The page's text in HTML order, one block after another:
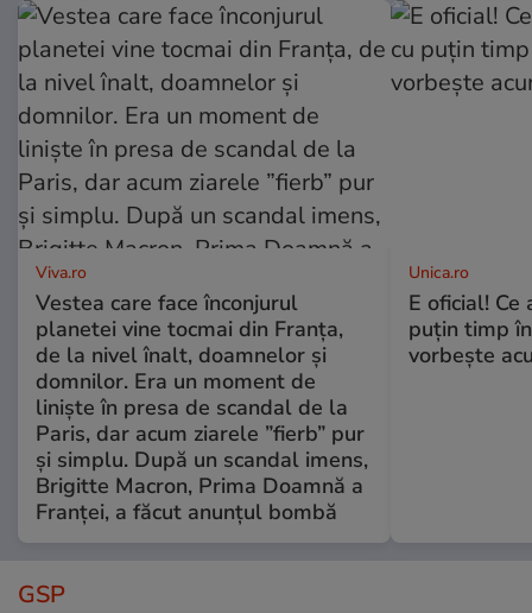
Viva.ro
Vestea care face înconjurul
planetei vine tocmai din Franța,
de la nivel înalt, doamnelor și
domnilor. Era un moment de
liniște în presa de scandal de la
Paris, dar acum ziarele ”fierb” pur
și simplu. După un scandal imens,
Brigitte Macron, Prima Doamnă a
Franței, a făcut anunțul bombă
Unica.ro
E oficial! Ce
puțin timp
vorbește
GSP